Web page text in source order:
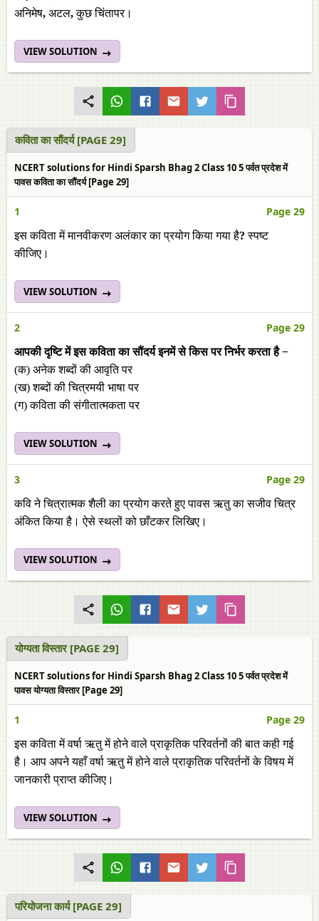
अनिमेष, अटल,कुछ चिंतापर।
VIEW SOLUTION
कविता का सौंदर्य [PAGE 29]
NCERT solutions for Hindi Sparsh Bhag 2 Class 10 5 पर्वत प्रदेश में
पावस कविता का सौंदर्य [Page 29]
1 Page 29
इस कविता में मानवीकरण अलंकार का प्रयोग किया गया है?स्पष्ट
कीजिए।
VIEW SOLUTION
2 Page 29
आपकी दृष्टि में इस कविता का सौंदर्य इनमें से किस पर निर्भर करता है −
(क) अनेक शब्दों की आवृति पर
(ख) शब्दों की चित्रमयी भाषा पर
(ग) कविता की संगीतात्मकता पर
VIEW SOLUTION
3 Page 29
कवि ने चित्रात्मक शैली का प्रयोग करते हुए पावस ऋतु का सजीव चित्र
अंकित किया है। ऐसे स्थलों को छाँटकर लिखिए।
VIEW SOLUTION
योग्यता विस्तार [PAGE 29]
NCERT solutions for Hindi Sparsh Bhag 2 Class 10 5 पर्वत प्रदेश में
पावस योग्यता विस्तार [Page 29]
1 Page 29
इस कविता में वर्षा ऋतु में होने वाले प्राकृतिक परिवर्तनों की बात कही गई
है। आप अपने यहाँ वर्षा ऋतु में होने वाले प्राकृतिक परिवर्तनों के विषय में
जानकारी प्राप्त कीजिए।
VIEW SOLUTION
परियोजना कार्य [PAGE 29]